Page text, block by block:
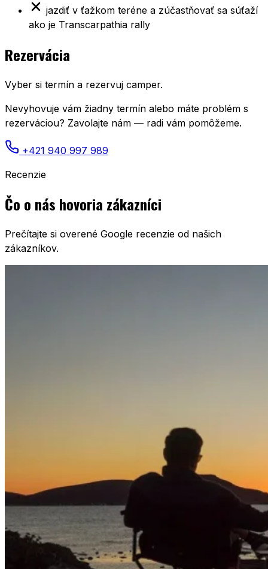
jazdiť v ťažkom teréne a zúčastňovať sa súťaží
ako je Transcarpathia rally
Rezervácia
Vyber si termín a rezervuj camper.
Nevyhovuje vám žiadny termín alebo máte problém s
rezerváciou? Zavolajte nám — radi vám pomôžeme.
+421 940 997 989
Recenzie
Čo o nás hovoria zákazníci
Prečítajte si overené Google recenzie od našich
zákazníkov.